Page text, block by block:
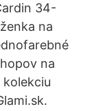
34-
na
na